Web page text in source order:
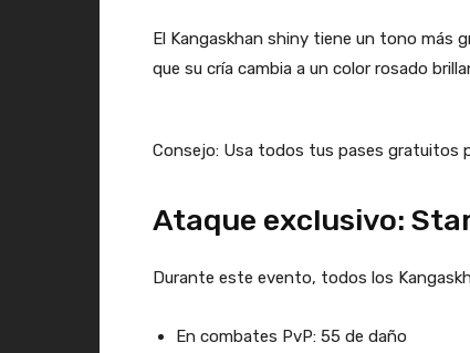
El Kangaskhan shiny tiene un tono más
que su cría cambia a un color rosado
Consejo: Usa todos tus pases gratuitos
Ataque exclusivo:
Durante este evento, todos los
En combates PvP: 55 de daño